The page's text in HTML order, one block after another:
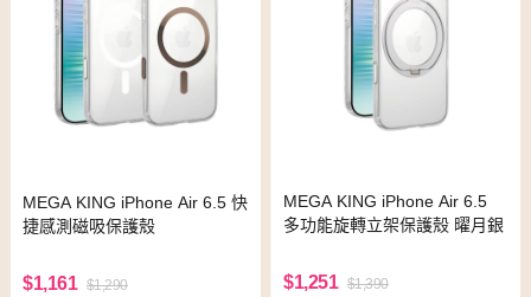
MEGA KING iPhone Air 6.5 快
捷感測磁吸保護殼
$1,161 $1,290
MEGA KING iPhone Air 6.5
多功能旋轉立架保護殼 曜月銀
$1,251 $1,390